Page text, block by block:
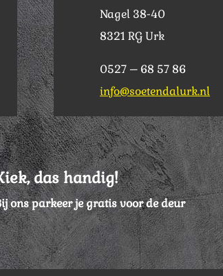
Nagel 38-40
8321 RG Urk
0527 – 68 57 86
info@soetendalurk.nl
das handig!
ons parkeer je gratis voor de deur